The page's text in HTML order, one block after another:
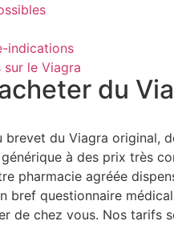
indications
sur le Viagra
du
brevet du Viagra original,
à des prix très
pharmacie agréée
bref questionnaire
de chez vous. Nos tarifs